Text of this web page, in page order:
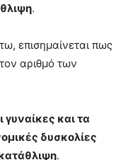
.
επισημαίνεται πως
αριθμό των
γυναίκες και τα
δυσκολίες
.